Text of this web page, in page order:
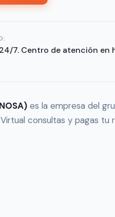
7. Centro de atención en
es la empresa del
consultas y pagas tu